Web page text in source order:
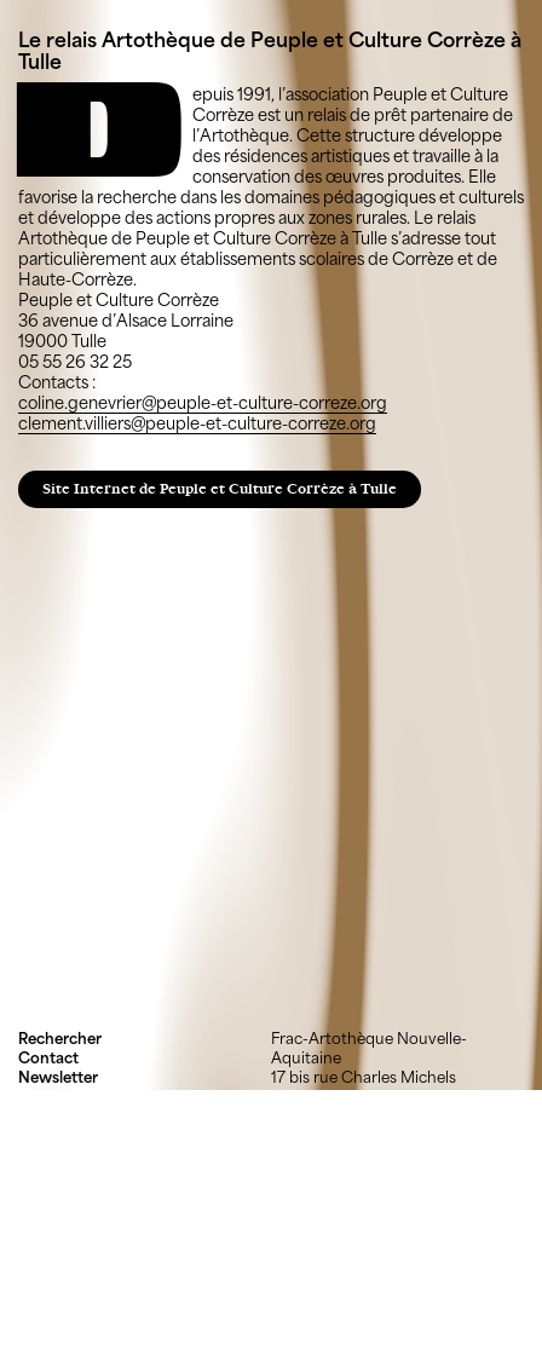
Le relais Artothèque de Peuple et Culture Corrèze à
Tulle
D epuis 1991, l’association Peuple et Culture
Corrèze est un relais de prêt partenaire de
l’Artothèque. Cette structure développe
des résidences artistiques et travaille à la
conservation des œuvres produites. Elle
favorise la recherche dans les domaines pédagogiques et culturels
et développe des actions propres aux zones rurales. Le relais
Artothèque de Peuple et Culture Corrèze à Tulle s’adresse tout
particulièrement aux établissements scolaires de Corrèze et de
Haute-Corrèze.
Peuple et Culture Corrèze
36 avenue d’Alsace Lorraine
19000 Tulle
05 55 26 32 25
Contacts :
coline.genevrier@peuple-et-culture-correze.org
clement.villiers@peuple-et-culture-correze.org
Site Internet de Peuple et Culture Corrèze à Tulle
Rechercher
Contact
Newsletter
Frac-Artothèque Nouvelle-
Aquitaine
17 bis rue Charles Michels